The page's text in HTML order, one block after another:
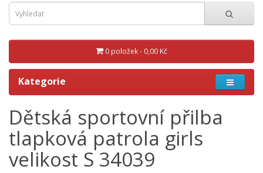
0 položek - 0,00 Kč
Kategorie
Dětská sportovní přilba
tlapková patrola girls
velikost S 34039